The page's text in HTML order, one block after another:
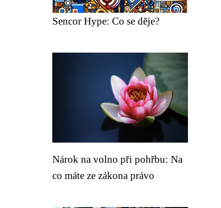
Sencor Hype: Co se děje?
Nárok na volno při pohřbu: Na
co máte ze zákona právo